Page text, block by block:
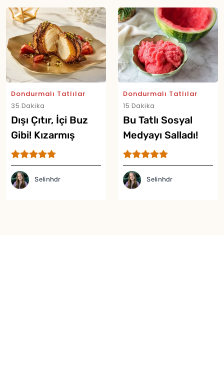
Dondurmalı Tatlılar
35 Dakika
Dışı Çıtır, İçi Buz
Gibi! Kızarmış
Dondurma Tarifi
Selinhdr
Dondurmalı Tatlılar
15 Dakika
Bu Tatlı Sosyal
Medyayı Salladı!
Viral Karpuzlu
Dondurma Tarifi
Selinhdr